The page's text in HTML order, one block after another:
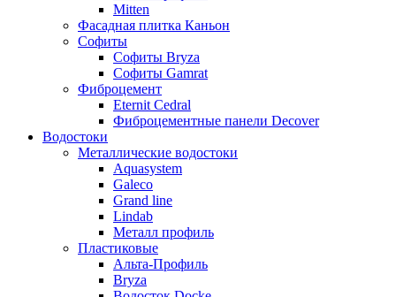
Mitten
Фасадная плитка Каньон
Софиты
Софиты Bryza
Софиты Gamrat
Фиброцемент
Eternit Cedral
Фиброцементные панели Decover
Водостоки
Металлические водостоки
Aquasystem
Galeco
Grand line
Lindab
Металл профиль
Пластиковые
Альта-Профиль
Bryza